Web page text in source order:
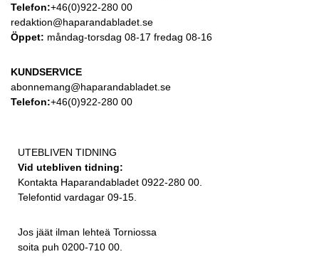
Telefon:+46(0)922-280 00
redaktion@haparandabladet.se
Öppet: måndag-torsdag 08-17 fredag 08-16
KUNDSERVICE
abonnemang@haparandabladet.se
Telefon:+46(0)922-280 00
UTEBLIVEN TIDNING
Vid utebliven tidning:
Kontakta Haparandabladet 0922-280 00.
Telefontid vardagar 09-15.
Jos jäät ilman lehteä Torniossa
soita puh 0200-710 00.